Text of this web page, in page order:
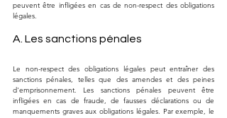
peuvent être infligées en cas de non-respect des obligations
légales.
A. Les sanctions pénales
Le non-respect des obligations légales peut entraîner des
sanctions pénales, telles que des amendes et des peines
d'emprisonnement. Les sanctions pénales peuvent être
infligées en cas de fraude, de fausses déclarations ou de
manquements graves aux obligations légales. Par exemple, le